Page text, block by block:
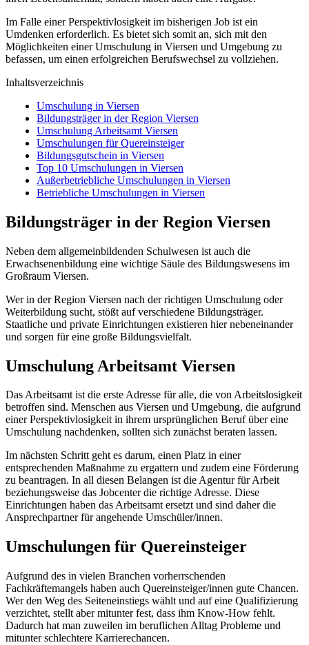
Im Falle einer Perspektivlosigkeit im bisherigen Job ist ein
Umdenken erforderlich. Es bietet sich somit an, sich mit den
Möglichkeiten einer Umschulung in Viersen und Umgebung zu
befassen, um einen erfolgreichen Berufswechsel zu vollziehen.
Inhaltsverzeichnis
Umschulung in Viersen
Bildungsträger in der Region Viersen
Umschulung Arbeitsamt Viersen
Umschulungen für Quereinsteiger
Bildungsgutschein in Viersen
Top 10 Umschulungen in Viersen
Außerbetriebliche Umschulungen in Viersen
Betriebliche Umschulungen in Viersen
Bildungsträger in der Region Viersen
Neben dem allgemeinbildenden Schulwesen ist auch die
Erwachsenenbildung eine wichtige Säule des Bildungswesens im
Großraum Viersen.
Wer in der Region Viersen nach der richtigen Umschulung oder
Weiterbildung sucht, stößt auf verschiedene Bildungsträger.
Staatliche und private Einrichtungen existieren hier nebeneinander
und sorgen für eine große Bildungsvielfalt.
Umschulung Arbeitsamt Viersen
Das Arbeitsamt ist die erste Adresse für alle, die von Arbeitslosigkeit
betroffen sind. Menschen aus Viersen und Umgebung, die aufgrund
einer Perspektivlosigkeit in ihrem ursprünglichen Beruf über eine
Umschulung nachdenken, sollten sich zunächst beraten lassen.
Im nächsten Schritt geht es darum, einen Platz in einer
entsprechenden Maßnahme zu ergattern und zudem eine Förderung
zu beantragen. In all diesen Belangen ist die Agentur für Arbeit
beziehungsweise das Jobcenter die richtige Adresse. Diese
Einrichtungen haben das Arbeitsamt ersetzt und sind daher die
Ansprechpartner für angehende Umschüler/innen.
Umschulungen für Quereinsteiger
Aufgrund des in vielen Branchen vorherrschenden
Fachkräftemangels haben auch Quereinsteiger/innen gute Chancen.
Wer den Weg des Seiteneinstiegs wählt und auf eine Qualifizierung
verzichtet, stellt aber mitunter fest, dass ihm Know-How fehlt.
Dadurch hat man zuweilen im beruflichen Alltag Probleme und
mitunter schlechtere Karrierechancen.